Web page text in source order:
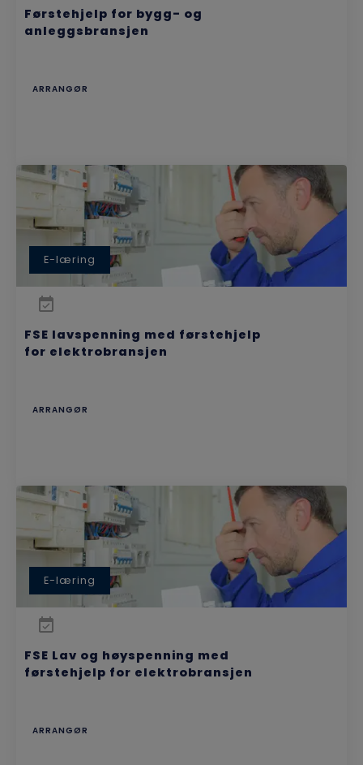
Førstehjelp for bygg- og
anleggsbransjen
ARRANGØR
E-læring
FSE lavspenning med førstehjelp
for elektrobransjen
ARRANGØR
E-læring
FSE Lav og høyspenning med
førstehjelp for elektrobransjen
ARRANGØR